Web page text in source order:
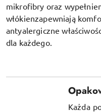
mikrofibry oraz
włókienzapewniają
antyalergiczne
dla każdego.
Każda